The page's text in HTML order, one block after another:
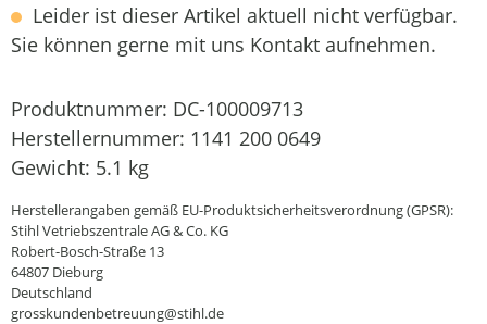
Leider ist dieser Artikel aktuell nicht verfügbar.
Sie können gerne mit uns Kontakt aufnehmen.
Produktnummer: DC-100009713
Herstellernummer: 1141 200 0649
Gewicht: 5.1 kg
Herstellerangaben gemäß EU-Produktsicherheitsverordnung (GPSR):
Stihl Vetriebszentrale AG & Co. KG
Robert-Bosch-Straße 13
64807 Dieburg
Deutschland
grosskundenbetreuung@stihl.de